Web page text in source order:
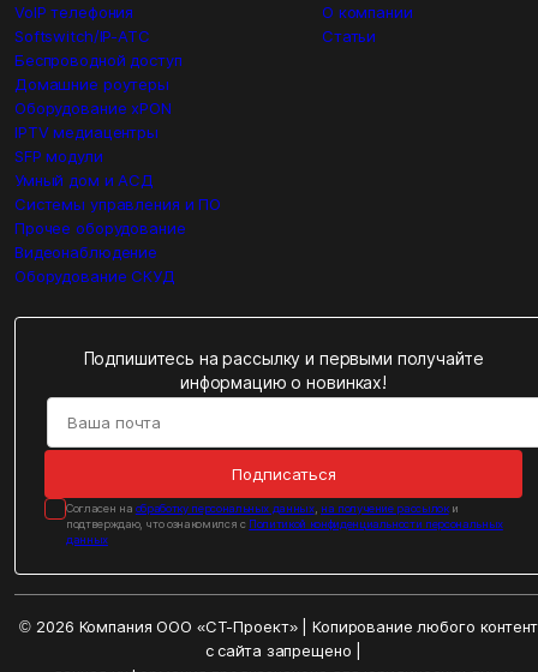
VoIP телефония
Softswitch/IP-ATC
Беспроводной доступ
Домашние роутеры
Оборудование xPON
IPTV медиацентры
SFP модули
Умный дом и АСД
Системы управления и ПО
Прочее оборудование
Видеонаблюдение
Оборудование СКУД
О компании
Статьи
Подпишитесь на рассылку и первыми получайте
информацию о новинках!
Подписаться
Cогласен на обработку персональных данных, на получение рассылоки
подтверждаю, что ознакомился с Политикой конфиденциальности персональных
данных
© 2026 Компания ООО «СТ-Проект» | Копирование любого
с сайта запрещено |